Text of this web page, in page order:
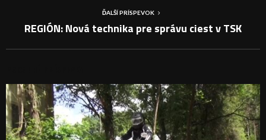
ĎALŠÍ PRÍSPEVOK
REGIÓN: Nová technika pre správu ciest v TSK